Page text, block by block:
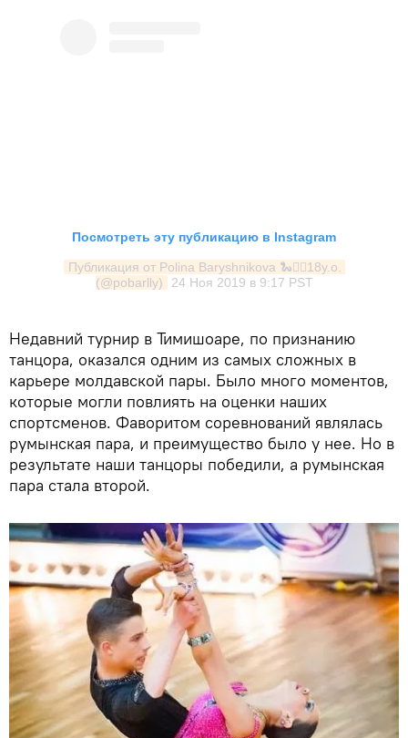
Посмотреть эту публикацию в Instagram
Публикация от Polina Baryshnikova 🐍✌🏼18y.o.
(@pobarlly)
24 Ноя 2019 в 9:17 PST
Недавний турнир в Тимишоаре, по признанию
танцора, оказался одним из самых сложных в
карьере молдавской пары. Было много моментов,
которые могли повлиять на оценки наших
спортсменов. Фаворитом соревнований являлась
румынская пара, и преимущество было у нее. Но в
результате наши танцоры победили, а румынская
пара стала второй.